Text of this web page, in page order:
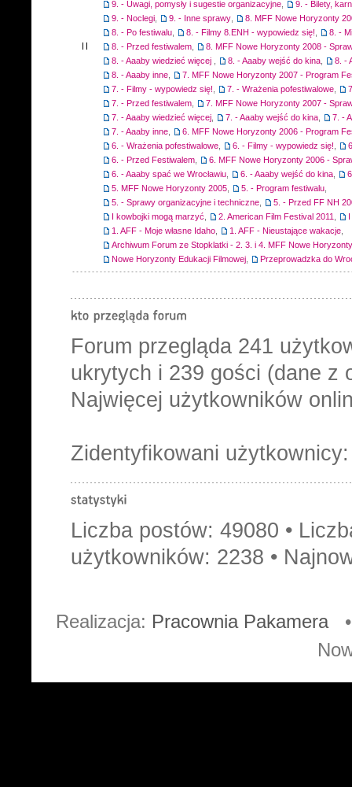
9. - Uwagi, pomysły i sugestie organizacyjne
9. - Bilety,
9. - Noclegi
9. - Inne sprawy
8. MFF Nowe Horyzonty
8. - Po festiwalu
8. - Filmy 8.ENH - wypowiedz się!
8. -
8. - Przed festiwalem
8. MFF Nowe Horyzonty 2008 -
8. - Aaaby wiedzieć więcej
8. - Aaaby wejść do kina
8. -
8. - Aaaby inne
7. MFF Nowe Horyzonty 2007 - Program
7. - Filmy - wypowiedz się!
7. - Wrażenia pofestiwalowe
7. - Przed festiwalem
7. MFF Nowe Horyzonty 2007 -
7. - Aaaby wiedzieć więcej
7. - Aaaby wejść do kina
7. -
7. - Aaaby inne
6. MFF Nowe Horyzonty 2006 - Program
6. - Wrażenia pofestiwalowe
6. - Filmy - wypowiedz się!
6. - Przed Festiwalem
6. MFF Nowe Horyzonty 2006 -
6. - Aaaby spać we Wrocławiu
6. - Aaaby wejść do kina
5. MFF Nowe Horyzonty 2005
5. - Program festiwalu
5. - Sprawy organizacyjne i techniczne
5. - Przed FF NH
I kowbojki mogą marzyć
2. American Film Festival 2011
1. AFF - Moje własne Idaho
1. AFF - Nieustające wakacje
Archiwum Forum ze Stopklatki - 2. 3. i 4. MFF Nowe
Nowe Horyzonty Edukacji Filmowej
Przeprowadzka do
Forum przegląda 241
ukrytych i 239 gości (dane z
Najwięcej użytkowników
Zidentyfikowani
Liczba postów: 49080 •
użytkowników: 2238 •
Realizacja: Pracownia Pakamera•